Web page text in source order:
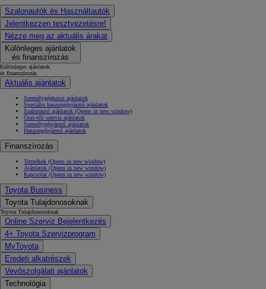
Szalonautók és Használtautók
Jelentkezzen tesztvezetésre!
Nézze meg az aktuális árakat
Különleges ajánlatok
és finanszírozás
Különleges ajánlatok
és finanszírozás
Aktuális ajánlatok
Személygépkocsi ajánlatok
Speciális haszongépjármű ajánlatok
Szalonautó ajánlatok (Opens in new window)
Őszi-téli szerviz ajánlatok
Személygépjármű ajánlatok
Haszongépjármű ajánlatok
Finanszírozás
Termékek (Opens in new window)
Ajánlatok (Opens in new window)
Kapcsolat (Opens in new window)
Toyota Business
Toyota Tulajdonosoknak
Toyota Tulajdonosoknak
Online Szerviz Bejelentkezés
4+ Toyota Szervizprogram
MyToyota
Eredeti alkatrészek
Vevőszolgálati ajánlatok
Technológia